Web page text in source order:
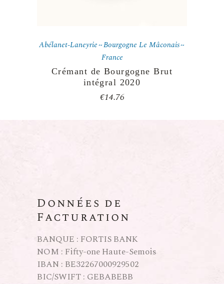
Abélanet-Laneyrie Bourgogne Le Mâconais
France
Crémant de Bourgogne Brut
intégral 2020
€14.76
Données de
Facturation
BANQUE : FORTIS BANK
NOM : Fifty-one Haute-Semois
IBAN : BE32267000929502
BIC/SWIFT : GEBABEBB